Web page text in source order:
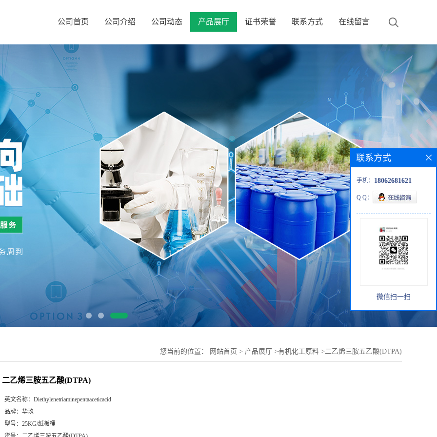
公司首页 公司介绍 公司动态 产品展厅 证书荣誉 联系方式 在线留言
您当前的位置： 网站首页 > 产品展厅 >有机化工原料 >二乙烯三胺五乙酸(DTPA)
二乙烯三胺五乙酸(DTPA)
英文名称： Diethylenetriaminepentaaceticacid
品牌： 华玖
型号： 25KG/纸板桶
联系方式
手机： 18062681621
Q Q：
微信扫一扫